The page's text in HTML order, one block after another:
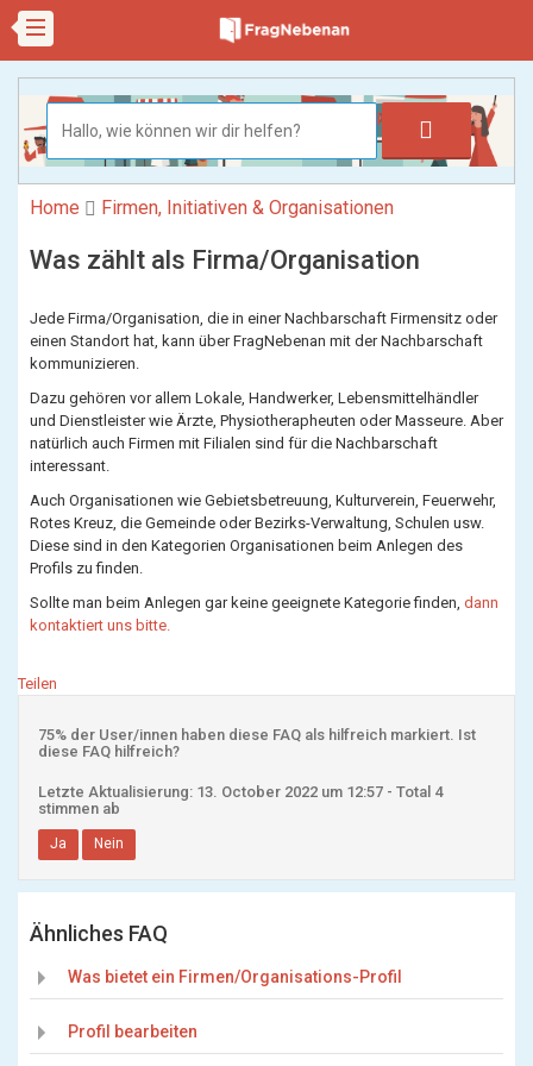
Home Firmen, Initiativen & Organisationen
Was zählt als Firma/Organisation
Jede Firma/Organisation, die in einer Nachbarschaft Firmensitz oder
einen Standort hat, kann über FragNebenan mit der Nachbarschaft
kommunizieren.
Dazu gehören vor allem Lokale, Handwerker, Lebensmittelhändler
und Dienstleister wie Ärzte, Physiotherapheuten oder Masseure. Aber
natürlich auch Firmen mit Filialen sind für die Nachbarschaft
interessant.
Auch Organisationen wie Gebietsbetreuung, Kulturverein, Feuerwehr,
Rotes Kreuz, die Gemeinde oder Bezirks-Verwaltung, Schulen usw.
Diese sind in den Kategorien Organisationen beim Anlegen des
Profils zu finden.
Sollte man beim Anlegen gar keine geeignete Kategorie finden, dann
kontaktiert uns bitte.
Teilen
75% der User/innen haben diese FAQ als hilfreich markiert. Ist
diese FAQ hilfreich?
Letzte Aktualisierung: 13. October 2022 um 12:57 - Total 4
stimmen ab
Ja Nein
Ähnliches FAQ
Was bietet ein Firmen/Organisations-Profil
Profil bearbeiten